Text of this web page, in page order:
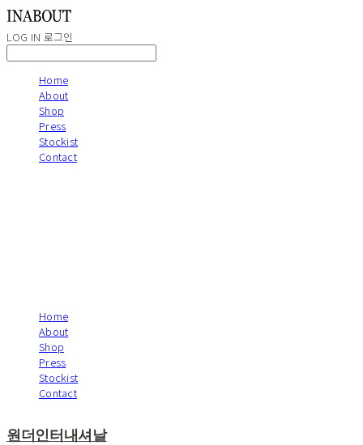
LOG IN 로그인
Home
About
Shop
Press
Stockist
Contact
Home
About
Shop
Press
Stockist
Contact
원더인터내셔날